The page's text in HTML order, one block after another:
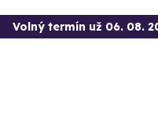
Volný termín už 06. 08.